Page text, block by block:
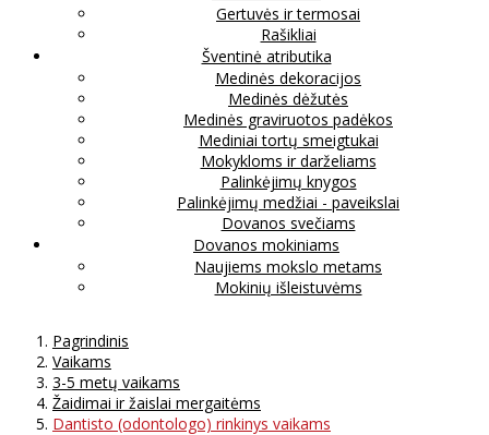
Gertuvės ir termosai
Rašikliai
Šventinė atributika
Medinės dekoracijos
Medinės dėžutės
Medinės graviruotos padėkos
Mediniai tortų smeigtukai
Mokykloms ir darželiams
Palinkėjimų knygos
Palinkėjimų medžiai - paveikslai
Dovanos svečiams
Dovanos mokiniams
Naujiems mokslo metams
Mokinių išleistuvėms
Pagrindinis
Vaikams
3-5 metų vaikams
Žaidimai ir žaislai mergaitėms
Dantisto (odontologo) rinkinys vaikams